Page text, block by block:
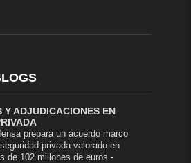
Y ADJUDICACIONES EN
prepara un acuerdo marco
privada valorado en
de 102 millones de euros-